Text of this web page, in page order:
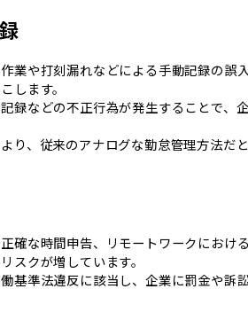
業や打刻漏れなどによる手動記録の誤
します。
録などの不正行為が発生することで、
り、従来のアナログな勤怠管理方法だ
確な時間申告、リモートワークにおけ
スクが増しています。
基準法違反に該当し、企業に罰金や訴